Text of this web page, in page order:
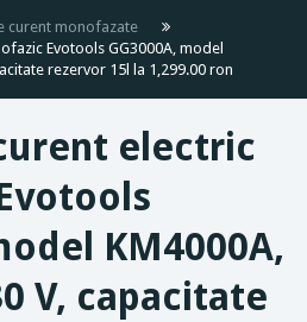
curent monofazate
Evotools GG3000A, model
rezervor 15l la 1,299.00 ron
electric
KM4000A,
V, capacitate